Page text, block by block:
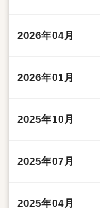
2026年04月
2026年01月
2025年10月
2025年07月
2025年04月